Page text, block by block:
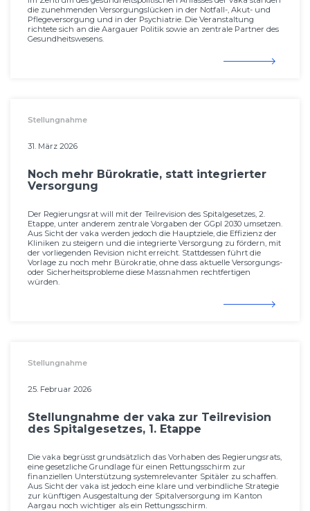
die zunehmenden Versorgungslücken in der Notfall-, Akut- und
Pflegeversorgung und in der Psychiatrie. Die Veranstaltung
richtete sich an die Aargauer Politik sowie an zentrale Partner des
Gesundheitswesens.
Stellungnahme
31. März 2026
Noch mehr Bürokratie, statt integrierter
Versorgung
Der Regierungsrat will mit der Teilrevision des Spitalgesetzes, 2.
Etappe, unter anderem zentrale Vorgaben der GGpl 2030 umsetzen.
Aus Sicht der vaka werden jedoch die Hauptziele, die Effizienz der
Kliniken zu steigern und die integrierte Versorgung zu fördern, mit
der vorliegenden Revision nicht erreicht. Stattdessen führt die
Vorlage zu noch mehr Bürokratie, ohne dass aktuelle Versorgungs-
oder Sicherheits­probleme diese Massnahmen rechtfertigen
würden.
Stellungnahme
25. Februar 2026
Stellungnahme der vaka zur Teilrevision
des Spitalgesetzes, 1. Etappe
Die vaka begrüsst grundsätzlich das Vorhaben des Regierungsrats,
eine gesetzliche Grundlage für einen Rettungsschirm zur
finanziellen Unterstützung systemrelevanter Spitäler zu schaffen.
Aus Sicht der vaka ist jedoch eine klare und verbindliche Strategie
zur künftigen Ausgestaltung der Spitalversorgung im Kanton
Aargau noch wichtiger als ein Rettungsschirm.